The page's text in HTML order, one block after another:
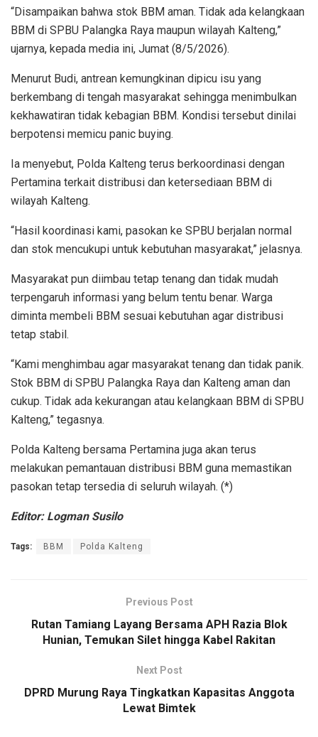
“Disampaikan bahwa stok BBM aman. Tidak ada kelangkaan
BBM di SPBU Palangka Raya maupun wilayah Kalteng,”
ujarnya, kepada media ini, Jumat (8/5/2026).
Menurut Budi, antrean kemungkinan dipicu isu yang
berkembang di tengah masyarakat sehingga menimbulkan
kekhawatiran tidak kebagian BBM. Kondisi tersebut dinilai
berpotensi memicu panic buying.
Ia menyebut, Polda Kalteng terus berkoordinasi dengan
Pertamina terkait distribusi dan ketersediaan BBM di
wilayah Kalteng.
“Hasil koordinasi kami, pasokan ke SPBU berjalan normal
dan stok mencukupi untuk kebutuhan masyarakat,” jelasnya.
Masyarakat pun diimbau tetap tenang dan tidak mudah
terpengaruh informasi yang belum tentu benar. Warga
diminta membeli BBM sesuai kebutuhan agar distribusi
tetap stabil.
“Kami menghimbau agar masyarakat tenang dan tidak panik.
Stok BBM di SPBU Palangka Raya dan Kalteng aman dan
cukup. Tidak ada kekurangan atau kelangkaan BBM di SPBU
Kalteng,” tegasnya.
Polda Kalteng bersama Pertamina juga akan terus
melakukan pemantauan distribusi BBM guna memastikan
pasokan tetap tersedia di seluruh wilayah. (*)
Editor: Logman Susilo
Tags: BBM Polda Kalteng
Previous Post
Rutan Tamiang Layang Bersama APH Razia Blok
Hunian, Temukan Silet hingga Kabel Rakitan
Next Post
DPRD Murung Raya Tingkatkan Kapasitas Anggota
Lewat Bimtek